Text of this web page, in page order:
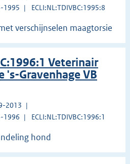
1995
ECLI:NL:TDIVBC:1995:8
verschijnselen maagtorsie
Veterinair
's-Gravenhage VB
2013
1996
ECLI:NL:TDIVBC:1996:1
hond